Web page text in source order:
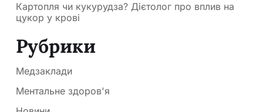
Картопля чи кукурудза? Дієтолог про вплив на
цукор у крові
Рубрики
Медзаклади
Ментальне здоров'я